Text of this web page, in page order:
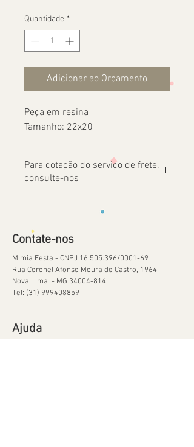
Quantidade *
Adicionar ao Orçamento
Peça em resina
Tamanho: 22x20
Para cotação do serviço de frete,
consulte-nos
Contate-nos
Mimia Festa - CNPJ 16.505.396/0001-69
Rua Coronel Afonso Moura de Castro, 1964
Nova Lima - MG 34004-814
Tel: (31) 999408859
Ajuda